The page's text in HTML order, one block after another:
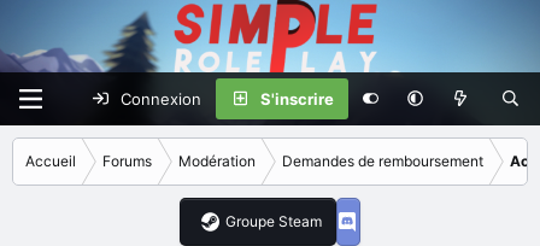
Connexion S'inscrire
Accueil Forums Modération Demandes de remboursement
Groupe Steam